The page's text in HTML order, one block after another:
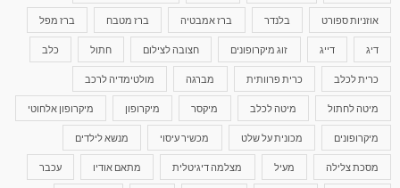
אוזניות ספורט בלנדר ברז אמבטיה ברז מטבח ברז מפל
דיג דייג זוג מיקרופונים חצובה לצילום חתול כלב
כרית לכלב כרית פרוותית מברגה מולטימדיה לרכב
מיטה לחתול מיטה לכלב מיקסר מיקרופון מיקרופון אלחוטי
מיקרופונים מכונית על שלט מכשיר עיסוי מנשא לילדים
מסכת צלילה מעיל מצלמה דיגיטלית מתאם אודיו עכבר